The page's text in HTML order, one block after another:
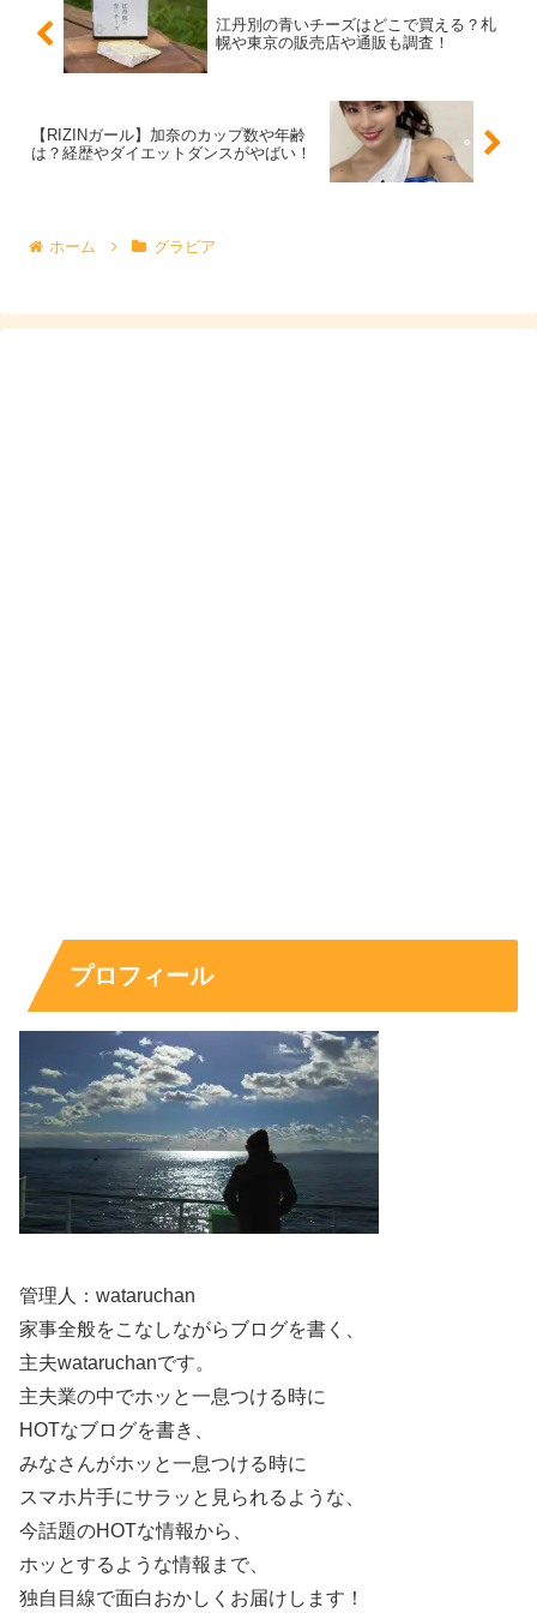
そこで、荒井つかささんのスリーサイズについて調べてみ
で、カップ数は推定”Cカップ”だと思われます！
【RIZINガール】ひなのは何カップ？本名や年齢
『RIZINガール2022』に選出された、Hinano（ひなの）さ
んについてです。 ひなのさんは現役キャバクラ嬢で、誰も
life-long-friend-ship.net
中でも1番新しい情報がRIZINの公式サイトに掲載された
スリーサイズですので、もしかしたらRIZINの測定方法が
もしくは、荒井つかささんの過去の画像と見比べると、
在の方が全体的にラインが細くなったと感じた
痩せられたことによってスリーサイズやカップ数も少し下
がったのかも
しれませんね！
とはいえ、CカップだろうがDカップだろうが、抜群のス
江丹別の青いチーズはどこで買える？札
幌や東京の販売店や通販も調査！
【RIZINガール】加奈のカップ数や年齢
は？経歴やダイエットダンスがやばい！
ホーム グラビア
プロフィール
管理人：wataruchan
家事全般をこなしながらブログを書く、
主夫wataruchanです。
主夫業の中でホッと一息つける時に
HOTなブログを書き、
みなさんがホッと一息つける時に
スマホ片手にサラッと見られるような、
今話題のHOTな情報から、
ホッとするような情報まで、
独自目線で面白おかしくお届けします！